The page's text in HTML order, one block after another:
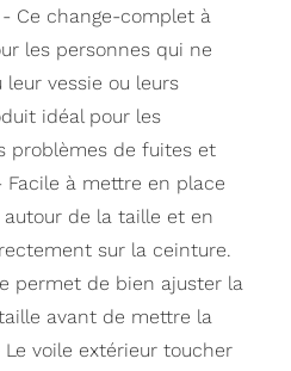
Ce change-complet à
les personnes qui ne
vessie ou leurs
idéal pour les
problèmes de fuites et
à mettre en place
de la taille et en
sur la ceinture.
permet de bien ajuster la
avant de mettre la
voile extérieur toucher